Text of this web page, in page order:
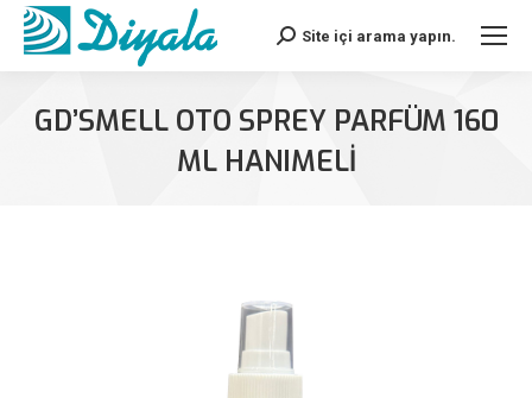
Search:Site içi arama yapın.
GD’SMELL OTO SPREY PARFÜM 160
ML HANIMELI